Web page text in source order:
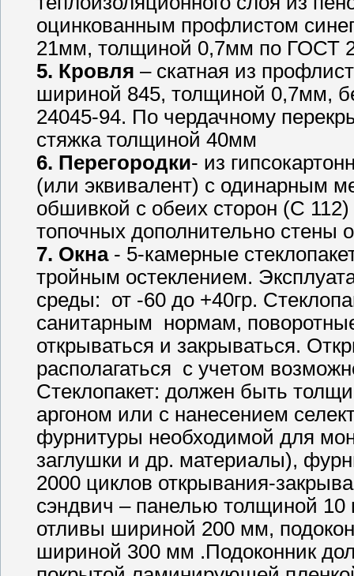
оцинкованным профлистом
21мм, толщиной 0,7мм по ГОСТ
5. Кровля – скатная из
шириной 845, толщиной 0,7мм,
24045-94. По чердачному
стяжка толщиной 40мм
6. Перегородки- из
(или эквивалент) с одинарным
обшивкой с обеих сторон (С
топочных дополнительно
7. Окна- 5-камерные
тройным остеклением.
среды: от -60 до +40гр.
санитарным нормам,
открываться и закрываться.
располагаться с учетом
Стеклопакет: должен быть
аргоном или с нанесением
фурнитуры необходимой для
заглушки и др. материалы),
2000 циклов открывания-
сэндвич – панелью толщиной 10
отливы шириной 200 мм,
шириной 300 мм .Подоконник